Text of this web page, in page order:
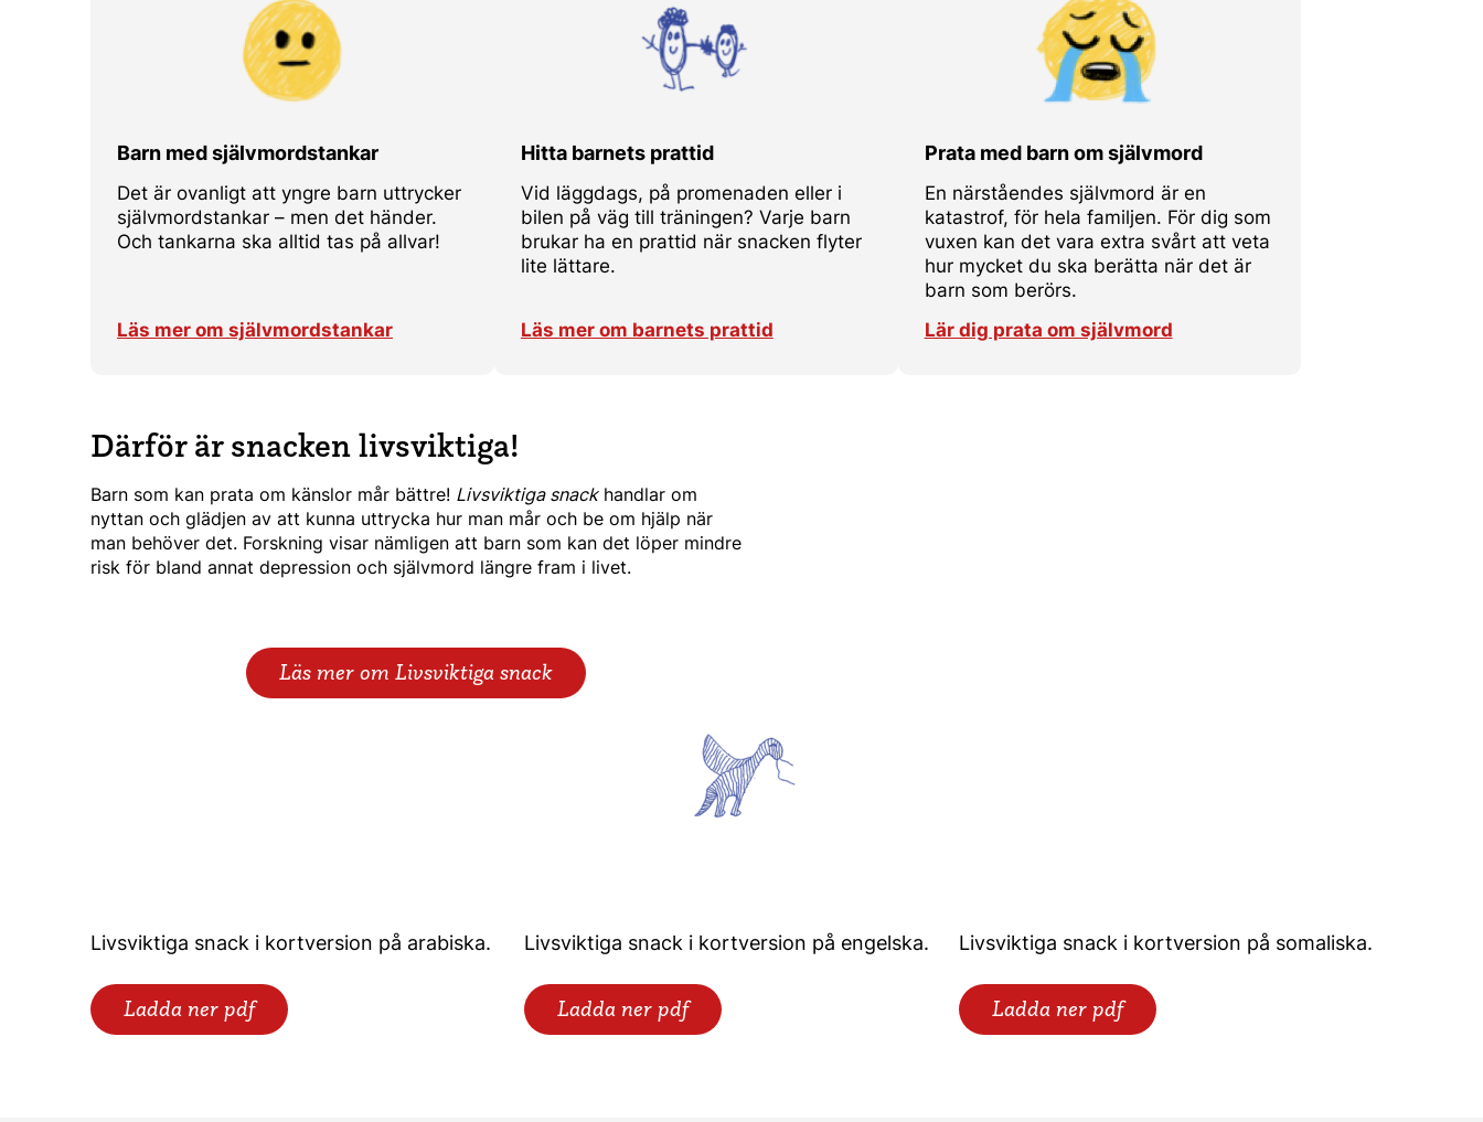
Barn med självmordstankar
Det är ovanligt att yngre barn uttrycker
självmordstankar – men det händer.
Och tankarna ska alltid tas på allvar!
Läs mer om självmordstankar
Hitta barnets prattid
Vid läggdags, på promenaden eller i
bilen på väg till träningen? Varje barn
brukar ha en prattid när snacken flyter
lite lättare.
Läs mer om barnets prattid
Prata med barn om självmord
En närståendes självmord är en
katastrof, för hela familjen. För dig som
vuxen kan det vara extra svårt att veta
hur mycket du ska berätta när det är
barn som berörs.
Lär dig prata om självmord
Därför är snacken livsviktiga!
Barn som kan prata om känslor mår bättre! Livsviktiga snackhandlar om
nyttan och glädjen av att kunna uttrycka hur man mår och be om hjälp när
man behöver det. Forskning visar nämligen att barn som kan det löper mindre
risk för bland annat depression och självmord längre fram i livet.
Läs mer om Livsviktiga snack
Livsviktiga snack i kortversion på arabiska.
Ladda ner pdf
Livsviktiga snack i kortversion på engelska.
Ladda ner pdf
Livsviktiga snack i kortversion på somaliska.
Ladda ner pdf